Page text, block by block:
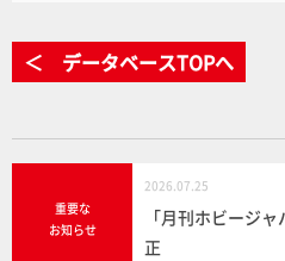
＜ データベースTOPへ
重要な
お知らせ
2026.07.25
「月刊ホビージ
正